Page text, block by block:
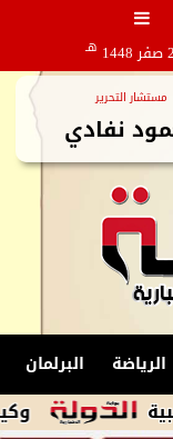
هـ
مستشار التحرير
نفادي
الرياضة البرلمان
وكيل وزارة